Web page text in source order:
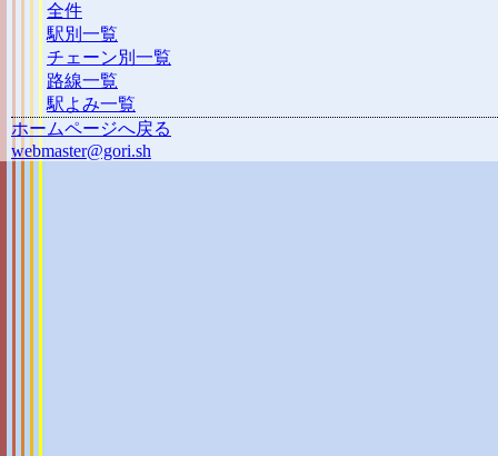
全件
駅別一覧
チェーン別一覧
路線一覧
駅よみ一覧
ホームページへ戻る
webmaster@gori.sh